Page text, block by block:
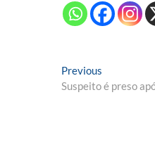
Navegação
de
Previous
post:
Suspeito é preso